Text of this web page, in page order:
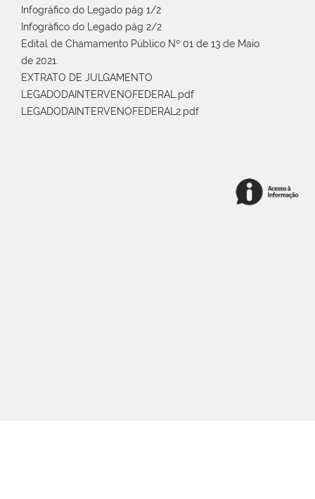
Infográfico do Legado pág 1/2
Infográfico do Legado pág 2/2
Edital de Chamamento Público Nº 01 de 13 de Maio
de 2021.
EXTRATO DE JULGAMENTO
LEGADODAINTERVENOFEDERAL.pdf
LEGADODAINTERVENOFEDERAL2.pdf